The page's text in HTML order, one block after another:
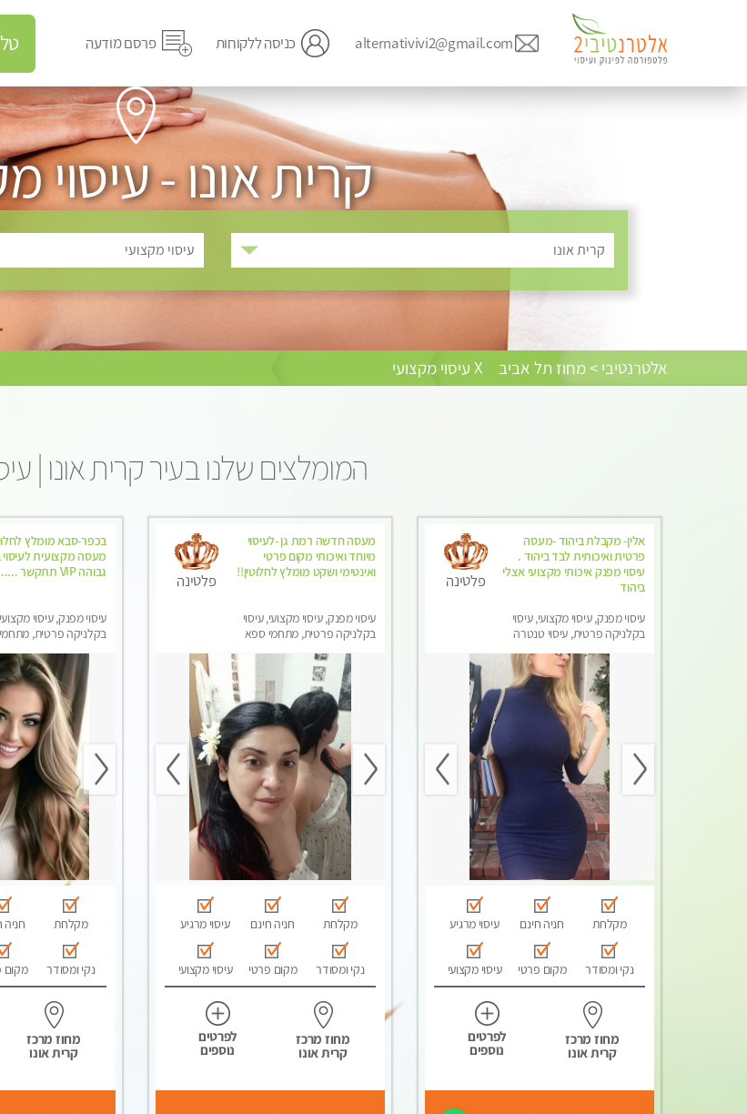
alternativivi2@gmail.com כניסה ללקוחות פרסם מודעה
קרית אונו - עיסוי
קרית אונו עיסוי מקצועי
אלטרנטיבי > מחוז תל אביב X עיסוי מקצועי
המומלצים שלנו בעיר קרית אונו |
אלין- מקבלת ביהוד -מעסה
פרטית ואיכותית לבד ביהוד .
עיסוי מפנק איכותי מקצועי אצלי
ביהוד
עיסוי מפנק, עיסוי מקצועי, עיסוי
בקלניקה פרטית, עיסוי טנטרה
פלטינה
מקלחת חניה חינם עיסוי מרגיע
נקי ומסודר מקום פרטי עיסוי מקצועי
מחוז מרכז
קרית אונו
לפרטים
נוספים
מעסה חדשה רמת גן -לעיסוי
מיוחד ואיכותי מקום פרטי
ואינטימי ושקט מומלץ לחלוטין!!
עיסוי מפנק, עיסוי מקצועי, עיסוי
בקלניקה פרטית, מתחמי ספא
פלטינה
מקלחת חניה חינם עיסוי מרגיע
נקי ומסודר מקום פרטי עיסוי מקצועי
מחוז מרכז
קרית אונו
לפרטים
נוספים
בכפר-סבא מומלץ
מעסה מקצועית
גבוהה VIP תתקשר .....
עיסוי מפנק, עיסוי
בקלניקה פרטית,
מקלחת חניה
נקי ומסודר מקום
מחוז מרכז
קרית אונו